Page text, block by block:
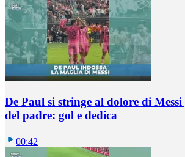
De Paul si stringe al dolore di
del padre: gol e dedica
00:42